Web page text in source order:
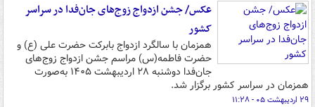
عکس/ جشن ازدواج زوج‌های جان‌فدا در سراسر
کشور
همزمان با سالگرد ازدواج بابرکت حضرت علی (ع) و
حضرت فاطمه(س) مراسم جشن ازدواج زوج‌های
جان‌فدا دوشنبه ۲۸ اردیبهشت ۱۴۰۵ به‌صورت
همزمان در سراسر کشور برگزار شد.
۲۹ اردیبهشت ۰۵ - ۱۱:۲۸